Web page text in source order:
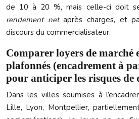
de 10 à 20 %, mais celle-ci doit
rendement netaprès charges, et
discours du commercialisateur.
Comparer loyers de marché
plafonnés (encadrement à
pour anticiper les risques de
Dans les villes soumises à
Lille, Lyon, Montpellier,